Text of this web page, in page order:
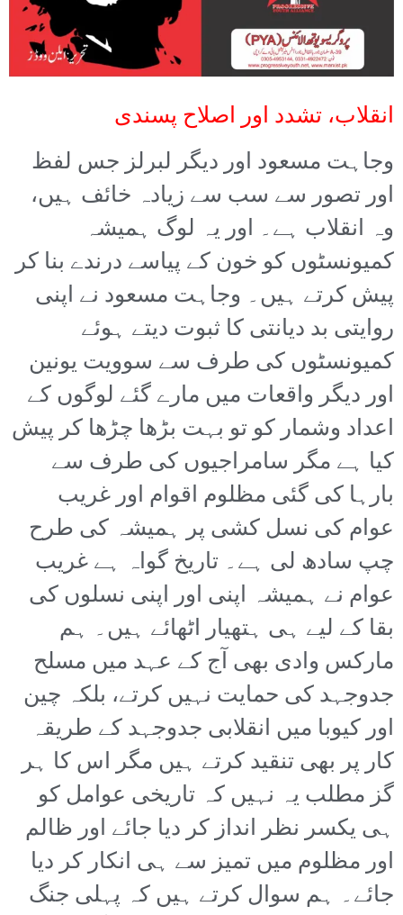
انقلاب، تشدد اور اصلاح پسندی
وجاہت مسعود اور دیگر لبرلز جس لفظ
اور تصور سے سب سے زیادہ خائف ہیں،
وہ انقلاب ہے۔ اور یہ لوگ ہمیشہ
کمیونسٹوں کو خون کے پیاسے درندے بنا کر
پیش کرتے ہیں۔ وجاہت مسعود نے اپنی
روایتی بد دیانتی کا ثبوت دیتے ہوئے
کمیونسٹوں کی طرف سے سوویت یونین
اور دیگر واقعات میں مارے گئے لوگوں کے
اعداد وشمار کو تو بہت بڑھا چڑھا کر پیش
کیا ہے مگر سامراجیوں کی طرف سے
بارہا کی گئی مظلوم اقوام اور غریب
عوام کی نسل کشی پر ہمیشہ کی طرح
چپ سادھ لی ہے۔ تاریخ گواہ ہے غریب
عوام نے ہمیشہ اپنی اور اپنی نسلوں کی
بقا کے لیے ہی ہتھیار اٹھائے ہیں۔ ہم
مارکس وادی بھی آج کے عہد میں مسلح
جدوجہد کی حمایت نہیں کرتے، بلکہ چین
اور کیوبا میں انقلابی جدوجہد کے طریقہ
کار پر بھی تنقید کرتے ہیں مگر اس کا ہر
گز مطلب یہ نہیں کہ تاریخی عوامل کو
ہی یکسر نظر انداز کر دیا جائے اور ظالم
اور مظلوم میں تمیز سے ہی انکار کر دیا
جائے۔ ہم سوال کرتے ہیں کہ پہلی جنگ